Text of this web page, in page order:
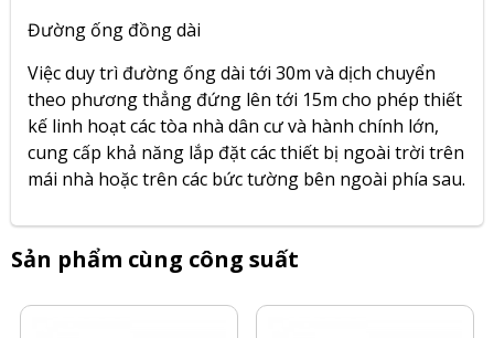
Đường ống đồng dài
Việc duy trì đường ống dài tới 30m và dịch chuyển
theo phương thẳng đứng lên tới 15m cho phép thiết
kế linh hoạt các tòa nhà dân cư và hành chính lớn,
cung cấp khả năng lắp đặt các thiết bị ngoài trời trên
mái nhà hoặc trên các bức tường bên ngoài phía sau.
Sản phẩm cùng công suất